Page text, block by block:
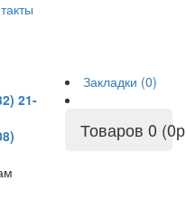
21-
Закладки (0)
Товаров 0